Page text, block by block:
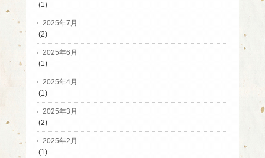
(1)
2025年7月
(2)
2025年6月
(1)
2025年4月
(1)
2025年3月
(2)
2025年2月
(1)